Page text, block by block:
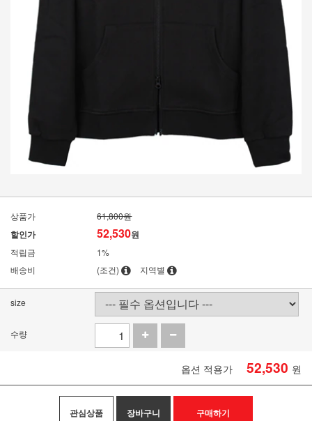
상품가 61,800원
할인가 52,530원
적립금
1%
배송비
(조건) 지역별
size
수량
옵션 적용가 52,530 원
관심상품 장바구니 구매하기